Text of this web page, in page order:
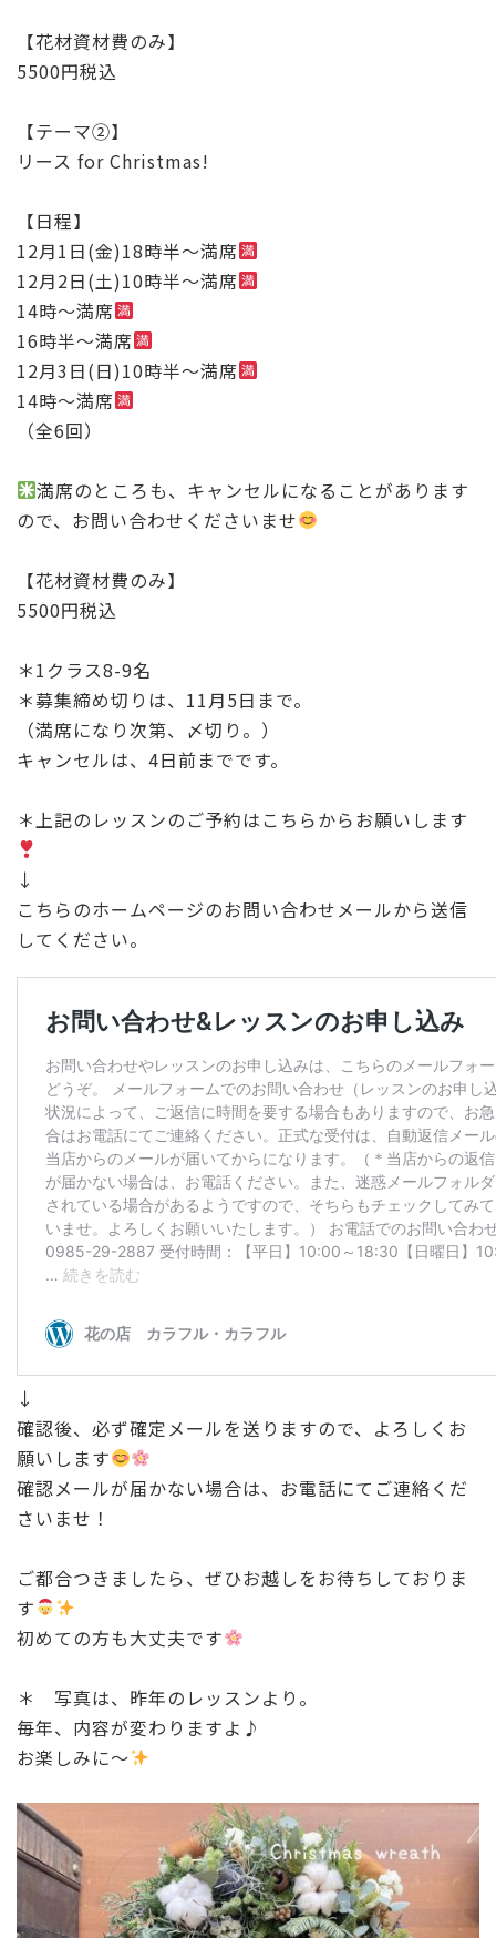
【花材資材費のみ】
5500円税込
【テーマ②】
リース for Christmas!
【日程】
12月1日(金)18時半〜満席
12月2日(土)10時半〜満席
14時〜満席
16時半〜満席
12月3日(日)10時半〜満席
14時〜満席
（全6回）
満席のところも、キャンセルになることがあります
ので、お問い合わせくださいませ
【花材資材費のみ】
5500円税込
＊1クラス8-9名
＊募集締め切りは、11月5日まで。
（満席になり次第、〆切り。）
キャンセルは、4日前までです。
＊上記のレッスンのご予約はこちらからお願いします
↓
こちらのホームページのお問い合わせメールから送信
してください。
↓
確認後、必ず確定メールを送りますので、よろしくお
願いします
確認メールが届かない場合は、お電話にてご連絡くだ
さいませ！
ご都合つきましたら、ぜひお越しをお待ちしておりま
す
初めての方も大丈夫です
＊ 写真は、昨年のレッスンより。
毎年、内容が変わりますよ♪
お楽しみに〜